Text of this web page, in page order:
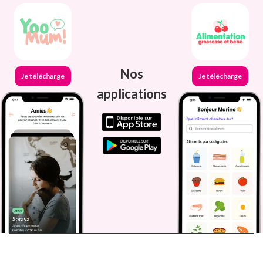
Je télécharge
Nos
applications
Je télécharge